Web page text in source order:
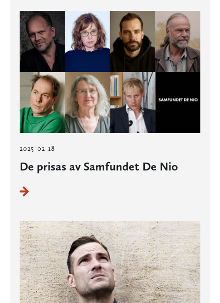
2025-02-18
De prisas av Samfundet De Nio